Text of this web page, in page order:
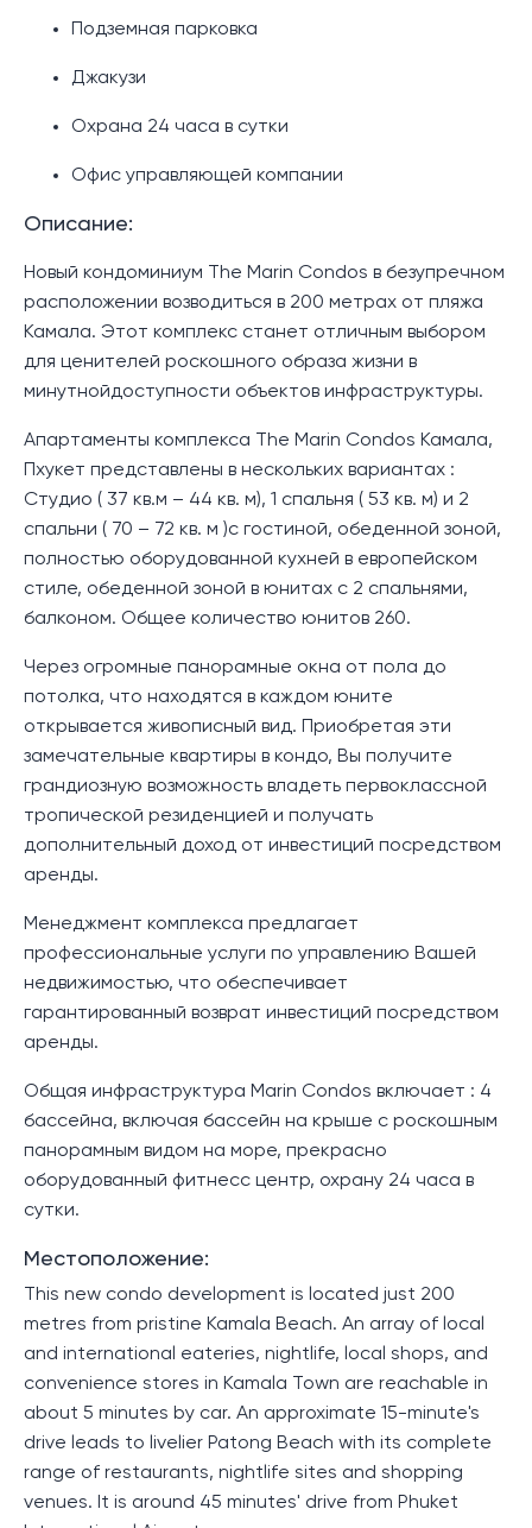
Подземная парковка
Джакузи
Охрана 24 часа в сутки
Офис управляющей компании
Описание:
Новый кондоминиум The Marin Condos в безупречном
расположении возводиться в 200 метрах от пляжа
Камала. Этот комплекс станет отличным выбором
для ценителей роскошного образа жизни в
минутнойдоступности объектов инфраструктуры.
Апартаменты комплекса The Marin Condos Камала,
Пхукет представлены в нескольких вариантах :
Студио ( 37 кв.м – 44 кв. м), 1 спальня ( 53 кв. м) и 2
спальни ( 70 – 72 кв. м )с гостиной, обеденной зоной,
полностью оборудованной кухней в европейском
стиле, обеденной зоной в юнитах с 2 спальнями,
балконом. Общее количество юнитов 260.
Через огромные панорамные окна от пола до
потолка, что находятся в каждом юните
открывается живописный вид. Приобретая эти
замечательные квартиры в кондо, Вы получите
грандиозную возможность владеть первоклассной
тропической резиденцией и получать
дополнительный доход от инвестиций посредством
аренды.
Менеджмент комплекса предлагает
профессиональные услуги по управлению Вашей
недвижимостью, что обеспечивает
гарантированный возврат инвестиций посредством
аренды.
Общая инфраструктура Marin Condos включает : 4
бассейна, включая бассейн на крыше с роскошным
панорамным видом на море, прекрасно
оборудованный фитнесс центр, охрану 24 часа в
сутки.
Местоположение:
This new condo development is located just 200
metres from pristine Kamala Beach. An array of local
and international eateries, nightlife, local shops, and
convenience stores in Kamala Town are reachable in
about 5 minutes by car. An approximate 15-minute's
drive leads to livelier Patong Beach with its complete
range of restaurants, nightlife sites and shopping
venues. It is around 45 minutes' drive from Phuket